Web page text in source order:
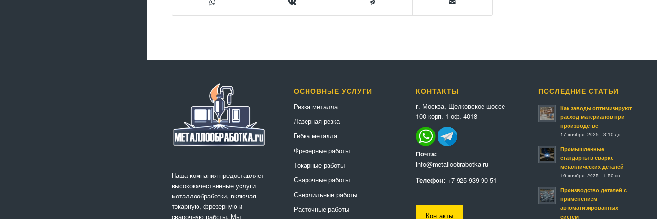
Наша компания предоставляет
высококачественные услуги
металлообработки, включая
токарную, фрезерную и
сварочную работы. Мы
ОСНОВНЫЕ УСЛУГИ
Резка металла
Лазерная резка
Гибка металла
Фрезерные работы
Токарные работы
Сварочные работы
Сверлильные работы
Расточные работы
КОНТАКТЫ
г. Москва, Щелковское шоссе
100 корп. 1 оф. 4018
Почта:
info@metalloobrabotka.ru
Телефон: +7 925 939 90 51
Контакты
ПОСЛЕДНИЕ СТАТЬИ
Как заводы оптимизируют
расход материалов при
производстве
17 ноября, 2025 - 3:10 дп
Промышленные
стандарты в сварке
металлических деталей
16 ноября, 2025 - 1:50 пп
Производство деталей с
применением
автоматизированных
систем